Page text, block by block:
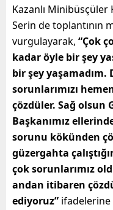
Kazanlı
Serin de toplantının
vurgulayarak, “Çok
kadar öyle bir şey
bir şey
sorunlarımızı
çözdüler. Sağ olsun
Başkanımız
sorunu kökünden
güzergahta
çok sorunlarımız
andan itibaren
ediyoruz” ifadelerine